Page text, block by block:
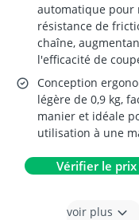
automatique pour
résistance de
chaîne,
l'efficacité de
Conception
légère de 0,9 kg,
manier et idéale
utilisation à une
Vérifier le
voir plus